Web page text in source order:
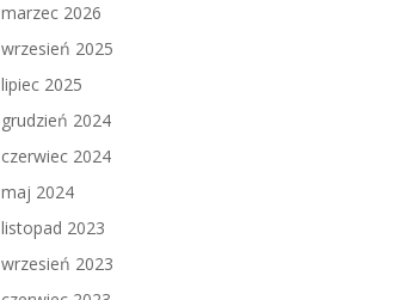
marzec 2026
wrzesień 2025
lipiec 2025
grudzień 2024
czerwiec 2024
maj 2024
listopad 2023
wrzesień 2023